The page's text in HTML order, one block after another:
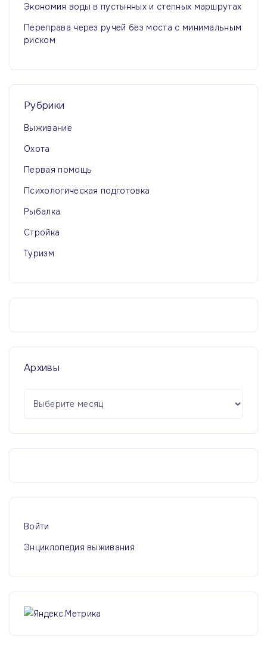
Экономия воды в пустынных и степных маршрутах
Переправа через ручей без моста с минимальным
риском
Рубрики
Выживание
Охота
Первая помощь
Психологическая подготовка
Рыбалка
Стройка
Туризм
Архивы
А
х
Войти
Энциклопедия выживания